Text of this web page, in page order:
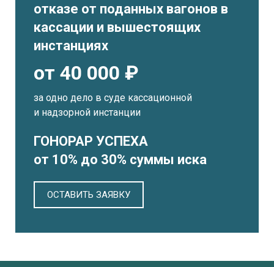
отказе от поданных вагонов в
кассации и вышестоящих
инстанциях
от 40 000 ₽
за одно дело в суде кассационной
и надзорной инстанции
ГОНОРАР УСПЕХА
от 10% до 30% суммы иска
ОСТАВИТЬ ЗАЯВКУ